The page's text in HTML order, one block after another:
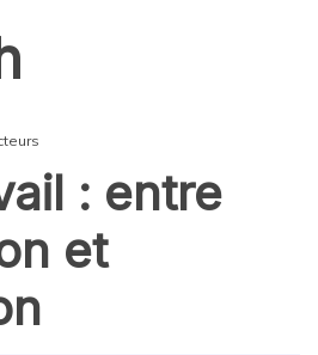
: entre
et